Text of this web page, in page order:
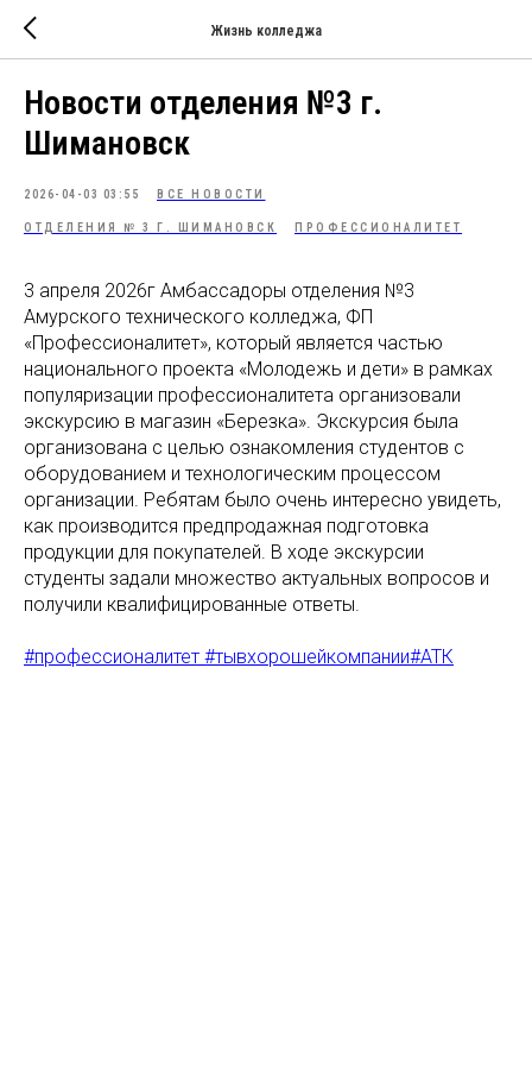
Жизнь колледжа
Новости отделения №3 г.
Шимановск
2026-04-03 03:55 ВСЕ НОВОСТИ
ОТДЕЛЕНИЯ № 3 Г. ШИМАНОВСК ПРОФЕССИОНАЛИТЕТ
3 апреля 2026г Амбассадоры отделения №3
Амурского технического колледжа, ФП
«Профессионалитет», который является частью
национального проекта «Молодежь и дети» в рамках
популяризации профессионалитета организовали
экскурсию в магазин «Березка». Экскурсия была
организована с целью ознакомления студентов с
оборудованием и технологическим процессом
организации. Ребятам было очень интересно увидеть,
как производится предпродажная подготовка
продукции для покупателей. В ходе экскурсии
студенты задали множество актуальных вопросов и
получили квалифицированные ответы.
#профессионалитет #тывхорошейкомпании#АТК